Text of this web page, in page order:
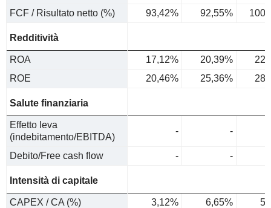
FCF / Risultato netto (%)
93,42% 92,55%
Redditività
ROA 17,12% 20,39%
ROE
20,46% 25,36%
Salute finanziaria
Effetto leva
(indebitamento/EBITDA)
- -
Debito/Free cash flow - -
Intensità di capitale
CAPEX / CA (%) 3,12% 6,65%